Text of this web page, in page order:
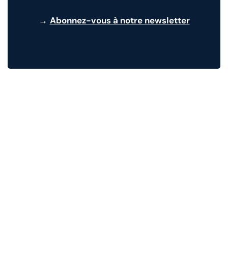
→ Abonnez-vous à notre newsletter